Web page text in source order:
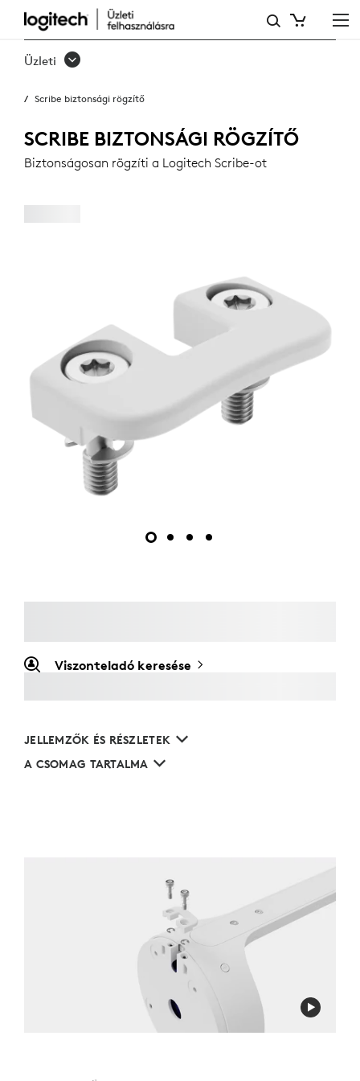
SCRIBE
BIZTONSÁGI
Üzleti
Scribe biztonsági rögzítő
SCRIBE BIZTONSÁGI RÖGZÍTŐ
Biztonságosan rögzíti a Logitech Scribe-ot
Viszonteladó keresése
JELLEMZŐK ÉS RÉSZLETEK
A CSOMAG TARTALMA